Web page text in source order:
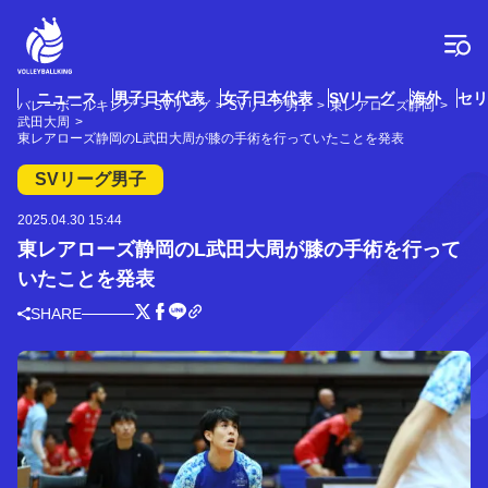
ニュース 男子日本代表 女子日本代表 SVリーグ 海外 セ
バレーボールキング SVリーグ SVリーグ男子
東レアローズ静岡
武田大周
東レアローズ静岡のL武田大周が膝の手術を行っていたことを発表
SVリーグ男子
2025.04.30 15:44
東レアローズ静岡のL武田大周が膝の手術を行って
いたことを発表
SHARE